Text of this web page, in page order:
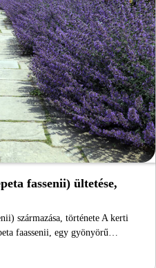
fassenii) ültetése,
származása, története A kerti
faassenii, egy gyönyörű…